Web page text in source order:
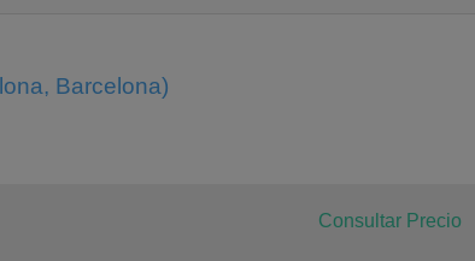
Barcelona)
Consultar Precio